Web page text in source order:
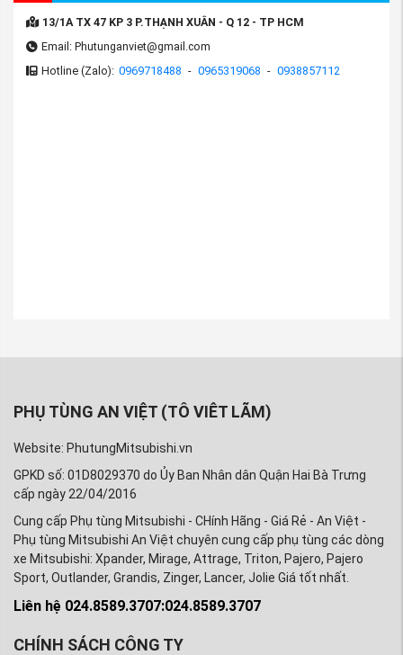
21813/1A TX 47 KP 3 P.THẠNH XUÂN - Q 12 - TP HCM
Email: Phutunganviet@gmail.com
Hotline (Zalo): 0969718488 - 0965319068 - 0938857112
PHỤ TÙNG AN VIỆT (TÔ VIÊT LÃM)
Website: PhutungMitsubishi.vn
GPKD số: 01D8029370 do Ủy Ban Nhân dân Quận Hai Bà Trưng
cấp ngày 22/04/2016
Cung cấp Phụ tùng Mitsubishi - CHính Hãng - Giá Rẻ - An Việt -
Phụ tùng Mitsubishi An Việt chuyên cung cấp phụ tùng các dòng
xe Mitsubishi: Xpander, Mirage, Attrage, Triton, Pajero, Pajero
Sport, Outlander, Grandis, Zinger, Lancer, Jolie Giá tốt nhất.
Liên hệ 024.8589.3707:024.8589.3707
CHÍNH SÁCH CÔNG TY